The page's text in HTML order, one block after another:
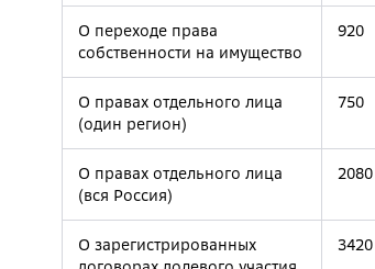
О переходе права
собственности на имущество
920
О правах отдельного лица
(один регион)
750
О правах отдельного лица
(вся Россия)
2080
О зарегистрированных
3420